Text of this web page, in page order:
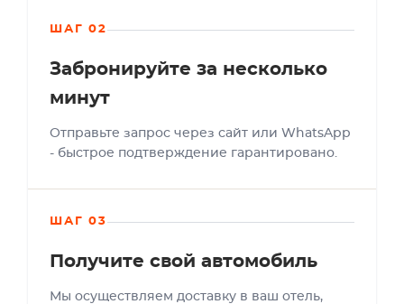
ШАГ 02
Забронируйте за несколько
минут
Отправьте запрос через сайт или WhatsApp
- быстрое подтверждение гарантировано.
ШАГ 03
Получите свой автомобиль
Мы осуществляем доставку в ваш отель,